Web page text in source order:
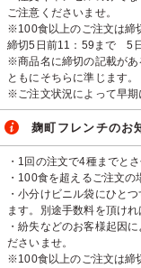
ご注意くださいませ。
※100食以上のご注文は締
締切5日前11：59まで 5
※商品名に締切の記載があ
ともにそちらに準じます。
※ご注文状況によって早期
麹町フレンチのお
・1回の注文で4種までと
・100食を超えるご注文の
・小分けビニル袋にひと
ます。別途手数料を頂け
・紛失などのお客様起因
ださいませ。
※100食以上のご注文は締